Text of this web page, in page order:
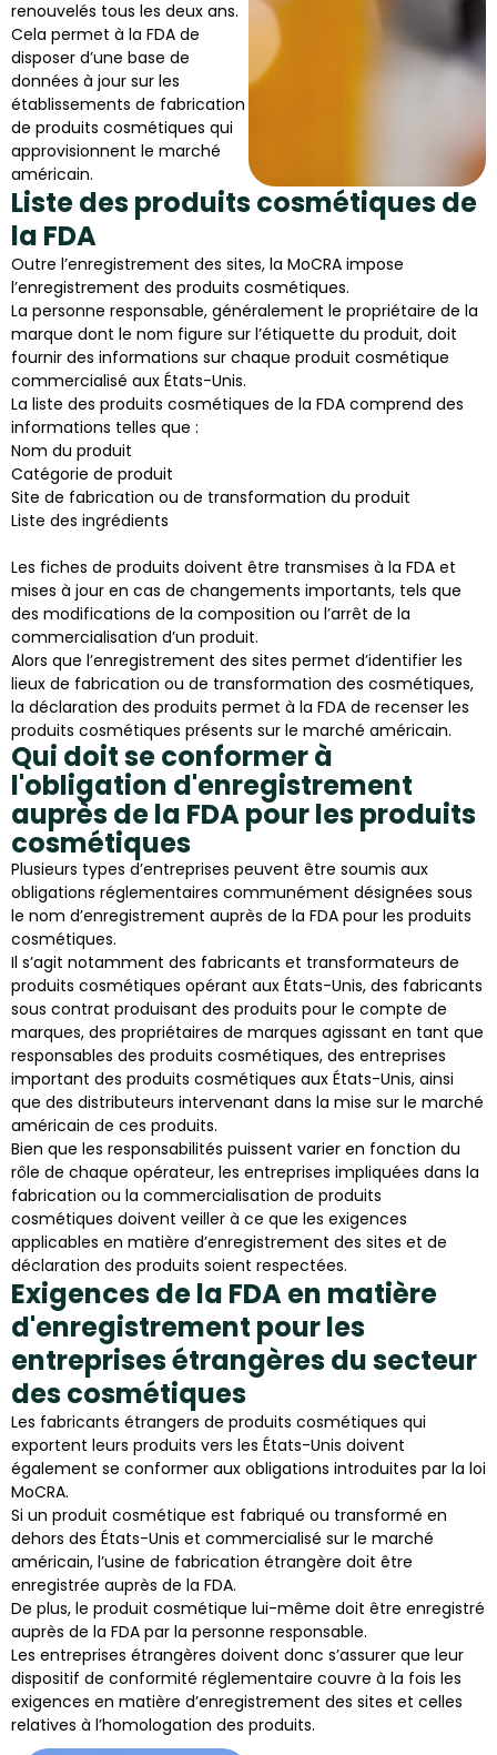
renouvelés tous les deux ans.
Cela permet à la FDA de
disposer d’une base de
données à jour sur les
établissements de fabrication
de produits cosmétiques qui
approvisionnent le marché
américain.
Liste des produits cosmétiques de
la FDA
Outre l’enregistrement des sites, la MoCRA impose
l’enregistrement des produits cosmétiques.
La personne responsable, généralement le propriétaire de la
marque dont le nom figure sur l’étiquette du produit, doit
fournir des informations sur chaque produit cosmétique
commercialisé aux États-Unis.
La liste des produits cosmétiques de la FDA comprend des
informations telles que :
Nom du produit
Catégorie de produit
Site de fabrication ou de transformation du produit
Liste des ingrédients
Les fiches de produits doivent être transmises à la FDA et
mises à jour en cas de changements importants, tels que
des modifications de la composition ou l’arrêt de la
commercialisation d’un produit.
Alors que l’enregistrement des sites permet d’identifier les
lieux de fabrication ou de transformation des cosmétiques,
la déclaration des produits permet à la FDA de recenser les
produits cosmétiques présents sur le marché américain.
Qui doit se conformer à
l'obligation d'enregistrement
auprès de la FDA pour les produits
cosmétiques
Plusieurs types d’entreprises peuvent être soumis aux
obligations réglementaires communément désignées sous
le nom d’enregistrement auprès de la FDA pour les produits
cosmétiques.
Il s’agit notamment des fabricants et transformateurs de
produits cosmétiques opérant aux États-Unis, des fabricants
sous contrat produisant des produits pour le compte de
marques, des propriétaires de marques agissant en tant que
responsables des produits cosmétiques, des entreprises
important des produits cosmétiques aux États-Unis, ainsi
que des distributeurs intervenant dans la mise sur le marché
américain de ces produits.
Bien que les responsabilités puissent varier en fonction du
rôle de chaque opérateur, les entreprises impliquées dans la
fabrication ou la commercialisation de produits
cosmétiques doivent veiller à ce que les exigences
applicables en matière d’enregistrement des sites et de
déclaration des produits soient respectées.
Exigences de la FDA en matière
d'enregistrement pour les
entreprises étrangères du secteur
des cosmétiques
Les fabricants étrangers de produits cosmétiques qui
exportent leurs produits vers les États-Unis doivent
également se conformer aux obligations introduites par la loi
MoCRA.
Si un produit cosmétique est fabriqué ou transformé en
dehors des États-Unis et commercialisé sur le marché
américain, l’usine de fabrication étrangère doit être
enregistrée auprès de la FDA.
De plus, le produit cosmétique lui-même doit être enregistré
auprès de la FDA par la personne responsable.
Les entreprises étrangères doivent donc s’assurer que leur
dispositif de conformité réglementaire couvre à la fois les
exigences en matière d’enregistrement des sites et celles
relatives à l’homologation des produits.